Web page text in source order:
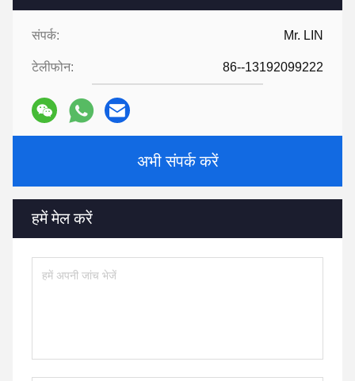
संपर्क: Mr. LIN
टेलीफोन: 86--13192099222
अभी संपर्क करें
हमें मेल करें